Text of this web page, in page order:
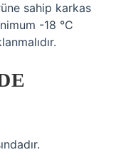
sahip karkas
-18 °C